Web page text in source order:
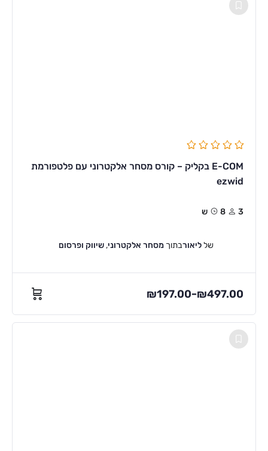
E-COM בקליק – קורס מסחר אלקטרוני עם פלטפורמת
ezwid
3 8ש
שלליאורבתוך מסחר אלקטרוני,שיווק ופרסום
₪197.00–₪497.00